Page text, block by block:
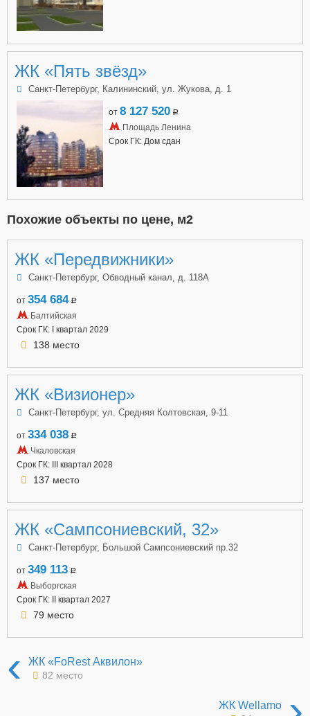
ЖК «Пять звёзд»
Санкт-Петербург, Калининский, ул. Жукова, д. 1
от 8 127 520 a
Площадь Ленина
Срок ГК: Дом сдан
Похожие объекты по цене, м2
ЖК «Передвижники»
Санкт-Петербург, Обводный канал, д. 118А
от 354 684 a
Балтийская
Срок ГК: I квартал 2029
138 место
ЖК «Визионер»
Санкт-Петербург, ул. Средняя Колтовская, 9-11
от 334 038 a
Чкаловская
Срок ГК: III квартал 2028
137 место
ЖК «Сампсониевский, 32»
Санкт-Петербург, Большой Сампсониевский пр.32
от 349 113 a
Выборгская
Срок ГК: II квартал 2027
79 место
‹ ЖК «FoRest Аквилон»
82 место
ЖК Wellamo